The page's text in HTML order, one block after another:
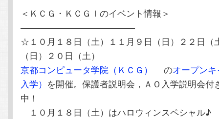
＜ＫＣＧ・ＫＣＧＩのイベント情報＞
—————————————
☆１０月１８日（土）１１月９日（日）２２日（
（日）２０日（土）
京都コンピュータ学院（ＫＣＧ）
のオープン
入学） を開催。保護者説明会，ＡＯ入学説明会付
中！
１０月１８日（土）はハロウィンスペシャル♪